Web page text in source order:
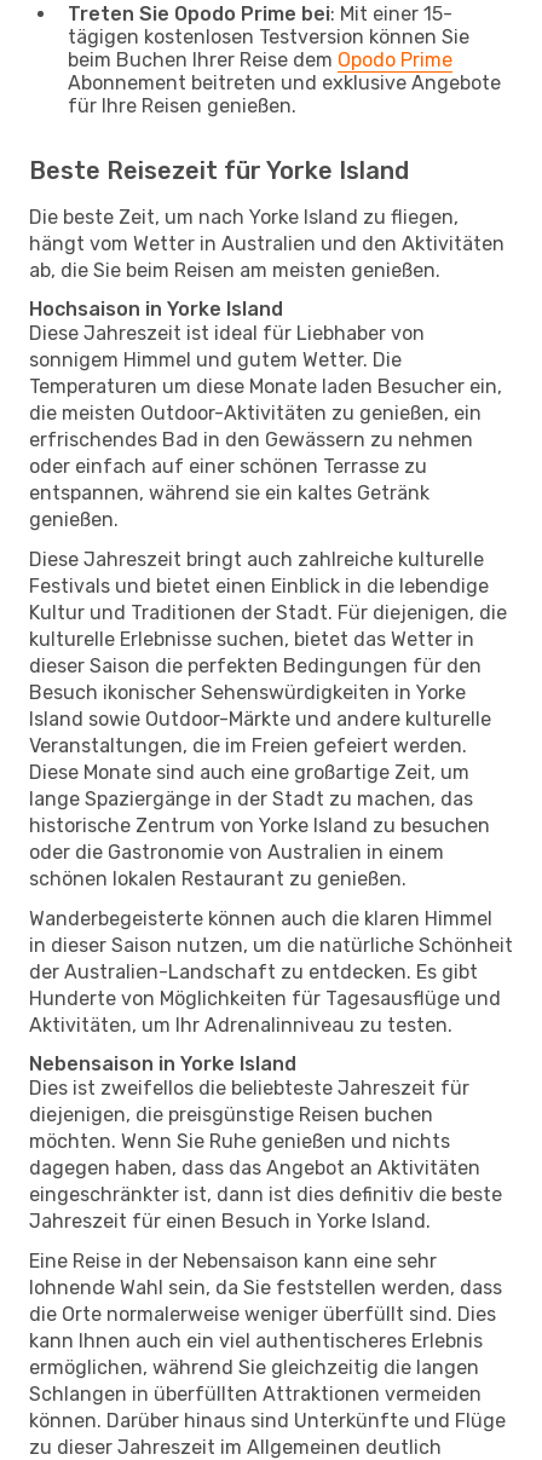
Treten Sie Opodo Prime bei: Mit einer 15-
tägigen kostenlosen Testversion können Sie
beim Buchen Ihrer Reise dem Opodo Prime
Abonnement beitreten und exklusive Angebote
für Ihre Reisen genießen.
Beste Reisezeit für Yorke Island
Die beste Zeit, um nach Yorke Island zu fliegen,
hängt vom Wetter in Australien und den Aktivitäten
ab, die Sie beim Reisen am meisten genießen.
Hochsaison in Yorke Island
Diese Jahreszeit ist ideal für Liebhaber von
sonnigem Himmel und gutem Wetter. Die
Temperaturen um diese Monate laden Besucher ein,
die meisten Outdoor-Aktivitäten zu genießen, ein
erfrischendes Bad in den Gewässern zu nehmen
oder einfach auf einer schönen Terrasse zu
entspannen, während sie ein kaltes Getränk
genießen.
Diese Jahreszeit bringt auch zahlreiche kulturelle
Festivals und bietet einen Einblick in die lebendige
Kultur und Traditionen der Stadt. Für diejenigen, die
kulturelle Erlebnisse suchen, bietet das Wetter in
dieser Saison die perfekten Bedingungen für den
Besuch ikonischer Sehenswürdigkeiten in Yorke
Island sowie Outdoor-Märkte und andere kulturelle
Veranstaltungen, die im Freien gefeiert werden.
Diese Monate sind auch eine großartige Zeit, um
lange Spaziergänge in der Stadt zu machen, das
historische Zentrum von Yorke Island zu besuchen
oder die Gastronomie von Australien in einem
schönen lokalen Restaurant zu genießen.
Wanderbegeisterte können auch die klaren Himmel
in dieser Saison nutzen, um die natürliche Schönheit
der Australien-Landschaft zu entdecken. Es gibt
Hunderte von Möglichkeiten für Tagesausflüge und
Aktivitäten, um Ihr Adrenalinniveau zu testen.
Nebensaison in Yorke Island
Dies ist zweifellos die beliebteste Jahreszeit für
diejenigen, die preisgünstige Reisen buchen
möchten. Wenn Sie Ruhe genießen und nichts
dagegen haben, dass das Angebot an Aktivitäten
eingeschränkter ist, dann ist dies definitiv die beste
Jahreszeit für einen Besuch in Yorke Island.
Eine Reise in der Nebensaison kann eine sehr
lohnende Wahl sein, da Sie feststellen werden, dass
die Orte normalerweise weniger überfüllt sind. Dies
kann Ihnen auch ein viel authentischeres Erlebnis
ermöglichen, während Sie gleichzeitig die langen
Schlangen in überfüllten Attraktionen vermeiden
können. Darüber hinaus sind Unterkünfte und Flüge
zu dieser Jahreszeit im Allgemeinen deutlich